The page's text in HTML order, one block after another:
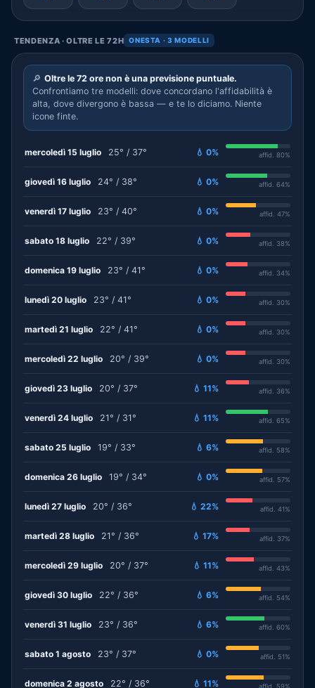
TENDENZA · OLTRE LE 72H ONESTA · 3 MODELLI
🔎 Oltre le 72 ore non è una previsione puntuale.
Confrontiamo tre modelli: dove concordano l'affidabilità è
alta, dove divergono è bassa — e te lo diciamo. Niente
icone finte.
mercoledì 15 luglio 25° / 37° 💧 0% affid. 80%
giovedì 16 luglio 24° / 38° 💧 0% affid. 64%
venerdì 17 luglio 23° / 40° 💧 0% affid. 47%
sabato 18 luglio 22° / 39° 💧 0% affid. 38%
domenica 19 luglio 23° / 41° 💧 0% affid. 34%
lunedì 20 luglio 23° / 41° 💧 0% affid. 30%
martedì 21 luglio 22° / 41° 💧 0% affid. 30%
mercoledì 22 luglio 20° / 39° 💧 0% affid. 30%
giovedì 23 luglio 20° / 37° 💧 11% affid. 36%
venerdì 24 luglio 21° / 31° 💧 11% affid. 65%
sabato 25 luglio 19° / 33° 💧 6% affid. 58%
domenica 26 luglio 19° / 34° 💧 0% affid. 57%
lunedì 27 luglio 20° / 36° 💧 22% affid. 41%
martedì 28 luglio 21° / 36° 💧 17% affid. 37%
mercoledì 29 luglio 20° / 37° 💧 11% affid. 43%
giovedì 30 luglio 22° / 36° 💧 6% affid. 54%
venerdì 31 luglio 23° / 36° 💧 6% affid. 60%
sabato 1 agosto 23° / 37° 💧 0% affid. 51%
domenica 2 agosto 22° / 36° 💧 11% affid. 59%